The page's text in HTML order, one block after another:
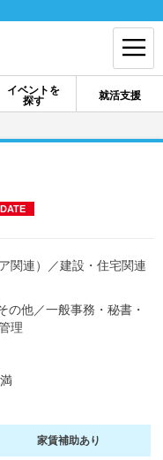
イベントを
探す
就活支援
ログイン
インターンを探す
就活コラム
関連） ／建設・住宅関連
の他／一般事務・秘書・
理
家賃補助あり